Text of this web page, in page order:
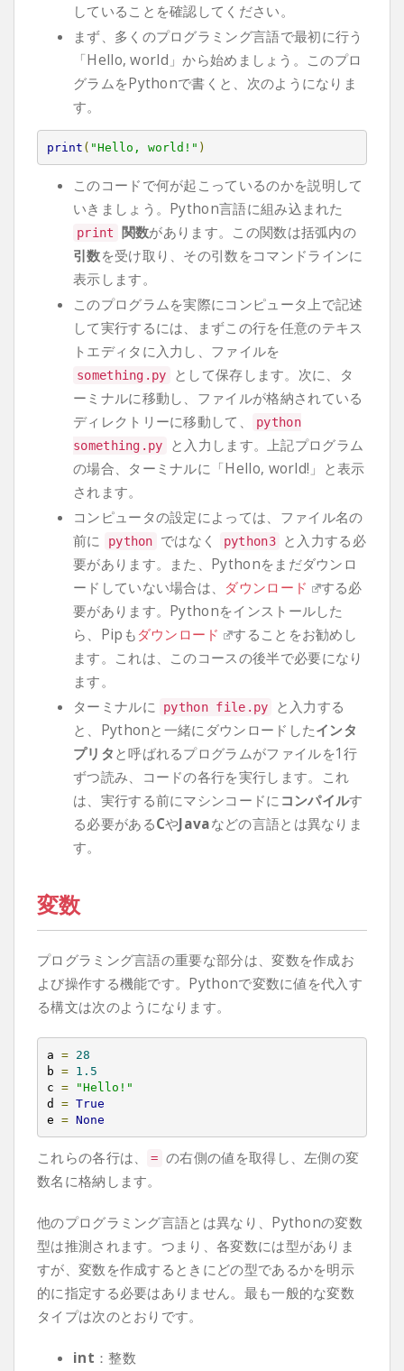
していることを確認してください。
まず、多くのプログラミング言語で最初に行う
「Hello, world」から始めましょう。このプロ
グラムをPythonで書くと、次のようになりま
す。
print ( "Hello, world!" )
このコードで何が起こっているのかを説明して
いきましょう。Python言語に組み込まれた
print 関数があります。この関数は括弧内の
引数を受け取り、その引数をコマンドラインに
表示します。
このプログラムを実際にコンピュータ上で記述
して実行するには、まずこの行を任意のテキス
トエディタに入力し、ファイルを
something . py
として保存します。次に、タ
ーミナルに移動し、ファイルが格納されている
ディレクトリーに移動して、
python
something . py
と入力します。上記プログラム
の場合、ターミナルに「Hello, world!」と表示
されます。
コンピュータの設定によっては、ファイル名の
前に
python ではなく python3
と入力する必
要があります。また、Pythonをまだダウンロ
ードしていない場合は、 ダウンロード
する必
要があります。Pythonをインストールした
ら、Pipもダウンロード
することをお勧めし
ます。これは、このコースの後半で必要になり
ます。
ターミナルに
python file . py
と入力する
と、Pythonと一緒にダウンロードしたインタ
プリタと呼ばれるプログラムがファイルを1行
ずつ読み、コードの各行を実行します。これ
は、実行する前にマシンコードにコンパイルす
る必要があるCやJavaなどの言語とは異なりま
す。
変数
プログラミング言語の重要な部分は、変数を作成お
よび操作する機能です。Pythonで変数に値を代入す
る構文は次のようになります。
a =
28
b =
1.5
c =
"Hello!"
d = True
e = None
これらの各行は、 = の右側の値を取得し、左側の変
数名に格納します。
他のプログラミング言語とは異なり、Pythonの変数
型は推測されます。つまり、各変数には型がありま
すが、変数を作成するときにどの型であるかを明示
的に指定する必要はありません。最も一般的な変数
タイプは次のとおりです。
int ：整数